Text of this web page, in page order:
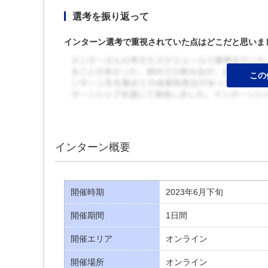
選考を振り返って
インターン選考で重視されていた点はどこだと思いま
インターン概要
開催時期 2023年6月下旬
開催期間 1日間
開催エリア オンライン
開催場所 オンライン